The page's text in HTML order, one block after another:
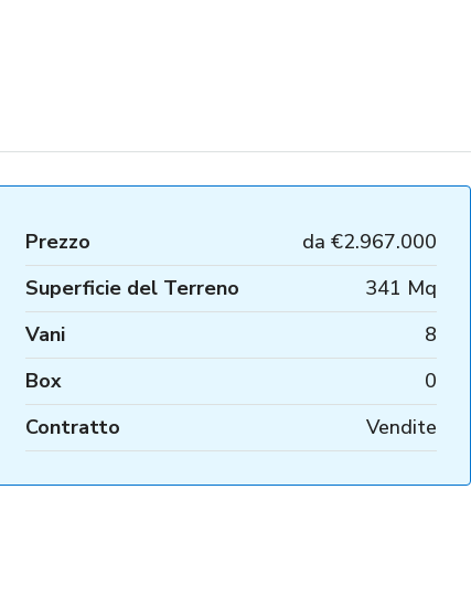
Prezzo da €2.967.000
Superficie del Terreno
341 Mq
Vani
8
Box
0
Contratto Vendite